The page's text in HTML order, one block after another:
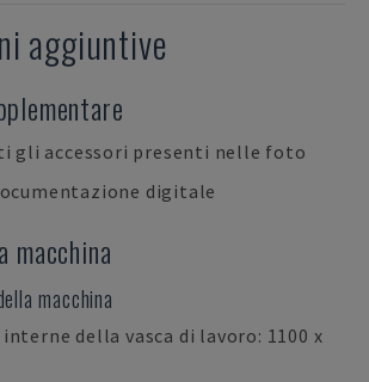
aggiuntive
gli accessori presenti nelle foto
digitale
macchina
macchina
della vasca di lavoro: 1100 x